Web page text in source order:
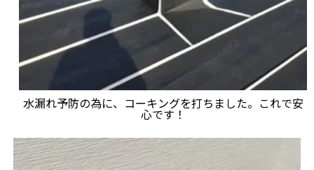
水漏れ予防の為に、コーキングを打ちました。これで安
心です！